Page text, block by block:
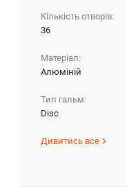
Кількість отворів:
36
Матеріал:
Алюміній
Тип гальм:
Disc
Дивитись все